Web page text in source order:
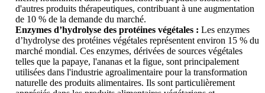
d'autres produits thérapeutiques, contribuant à une augmentation
de 10 % de la demande du marché.
Enzymes d’hydrolyse des protéines végétales : Les enzymes
d’hydrolyse des protéines végétales représentent environ 15 % du
marché mondial. Ces enzymes, dérivées de sources végétales
telles que la papaye, l'ananas et la figue, sont principalement
utilisées dans l'industrie agroalimentaire pour la transformation
naturelle des produits alimentaires. Ils sont particulièrement